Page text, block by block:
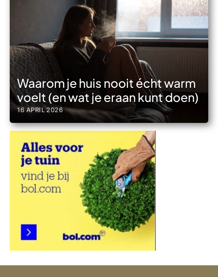
Waarom je huis nooit écht warm
voelt (en wat je eraan kunt doen)
16 APRIL 2026